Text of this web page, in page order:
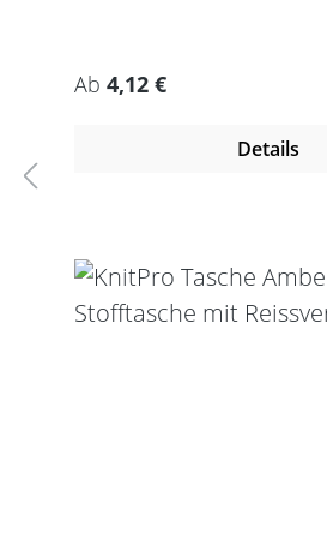
Regulärer Preis:
Ab 4,12 €
Details